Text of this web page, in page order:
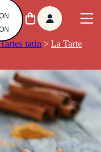
Tartes tatin > La Tarte